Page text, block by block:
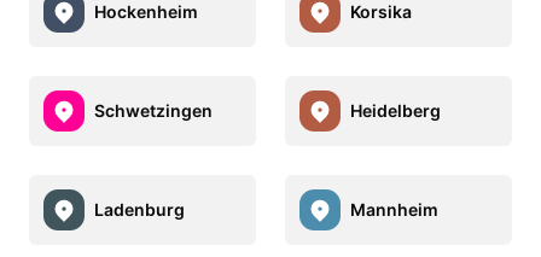
Hockenheim Korsika
Schwetzingen Heidelberg
Ladenburg Mannheim